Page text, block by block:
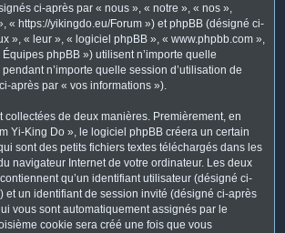
ci-après par « nous », « notre », « nos »,
« https://yikingdo.eu/Forum ») et phpBB (désigné ci-
», « leur », « logiciel phpBB », « www.phpbb.com »,
phpBB ») utilisent n’importe quelle
n’importe quelle session d’utilisation de
après par « vos informations »).
collectées de deux manières. Premièrement, en
Yi-King Do », le logiciel phpBB créera un certain
sont des petits fichiers textes téléchargés dans les
navigateur Internet de votre ordinateur. Les deux
qu’un identifiant utilisateur (désigné ci-
et un identifiant de session invité (désigné ci-après
vous sont automatiquement assignés par le
cookie sera créé une fois que vous